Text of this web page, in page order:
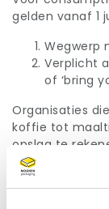
gelden vanaf 1
Wegwerp
Verplicht
of ‘bring
Organisaties
koffie tot
opslag te
bevatten. Je
deze opslag